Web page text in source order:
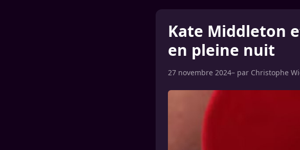
Kate Middleton
en pleine nuit
27 novembre 2024– par Christophe